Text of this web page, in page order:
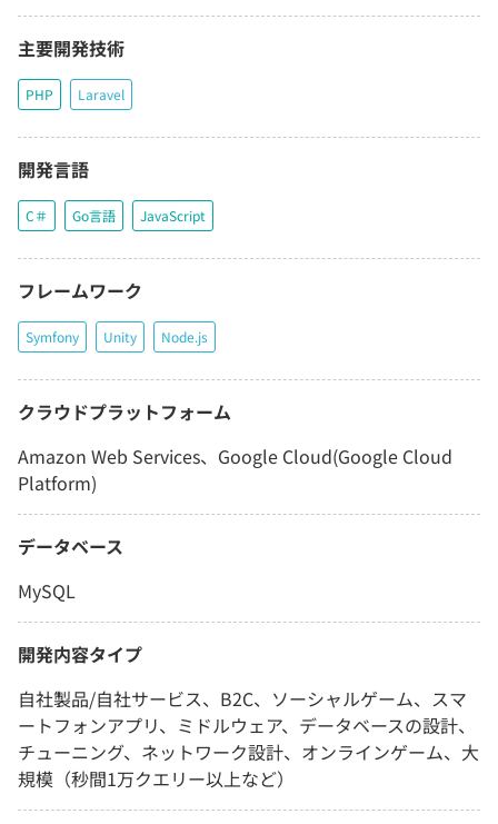
主要開発技術
PHP Laravel
開発言語
C＃ Go言語 JavaScript
フレームワーク
Symfony Unity Node.js
クラウドプラットフォーム
Amazon Web Services、Google Cloud(Google Cloud
Platform)
データベース
MySQL
開発内容タイプ
自社製品/自社サービス、B2C、ソーシャルゲーム、スマ
ートフォンアプリ、ミドルウェア、データベースの設計、
チューニング、ネットワーク設計、オンラインゲーム、大
規模（秒間1万クエリー以上など）